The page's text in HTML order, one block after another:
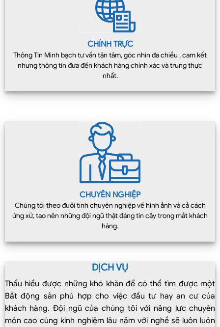
CHÍNH TRỰC
Thông Tin Minh bạch tư vấn tận tâm, góc nhìn đa chiều , cam kết
nhưng thông tin đưa đến khách hàng chính xác và trung thực
nhất.
CHUYÊN NGHIỆP
Chúng tôi theo đuổi tính chuyên nghiệp về hình ảnh và cả cách
ứng xử, tạo nên những đội ngũ thật đáng tin cậy trong mắt khách
hàng.
DỊCH VỤ
Thấu hiểu được những khó khăn để có thể tìm được một
Bất động sản phù hợp cho việc đầu tư hay an cư của
khách hàng. Đội ngũ của chúng tôi với năng lực chuyên
môn cao cùng kinh nghiệm lâu năm với nghề sẽ luôn luôn